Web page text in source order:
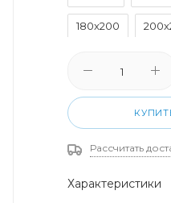
180x200
Рассчитать
Характеристики